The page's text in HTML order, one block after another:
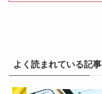
よく読まれている記事